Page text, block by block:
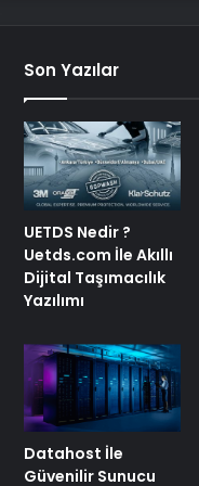
Son Yazılar
UETDS Nedir ?
Uetds.com İle Akıllı
Dijital Taşımacılık
Yazılımı
Datahost İle
Güvenilir Sunucu